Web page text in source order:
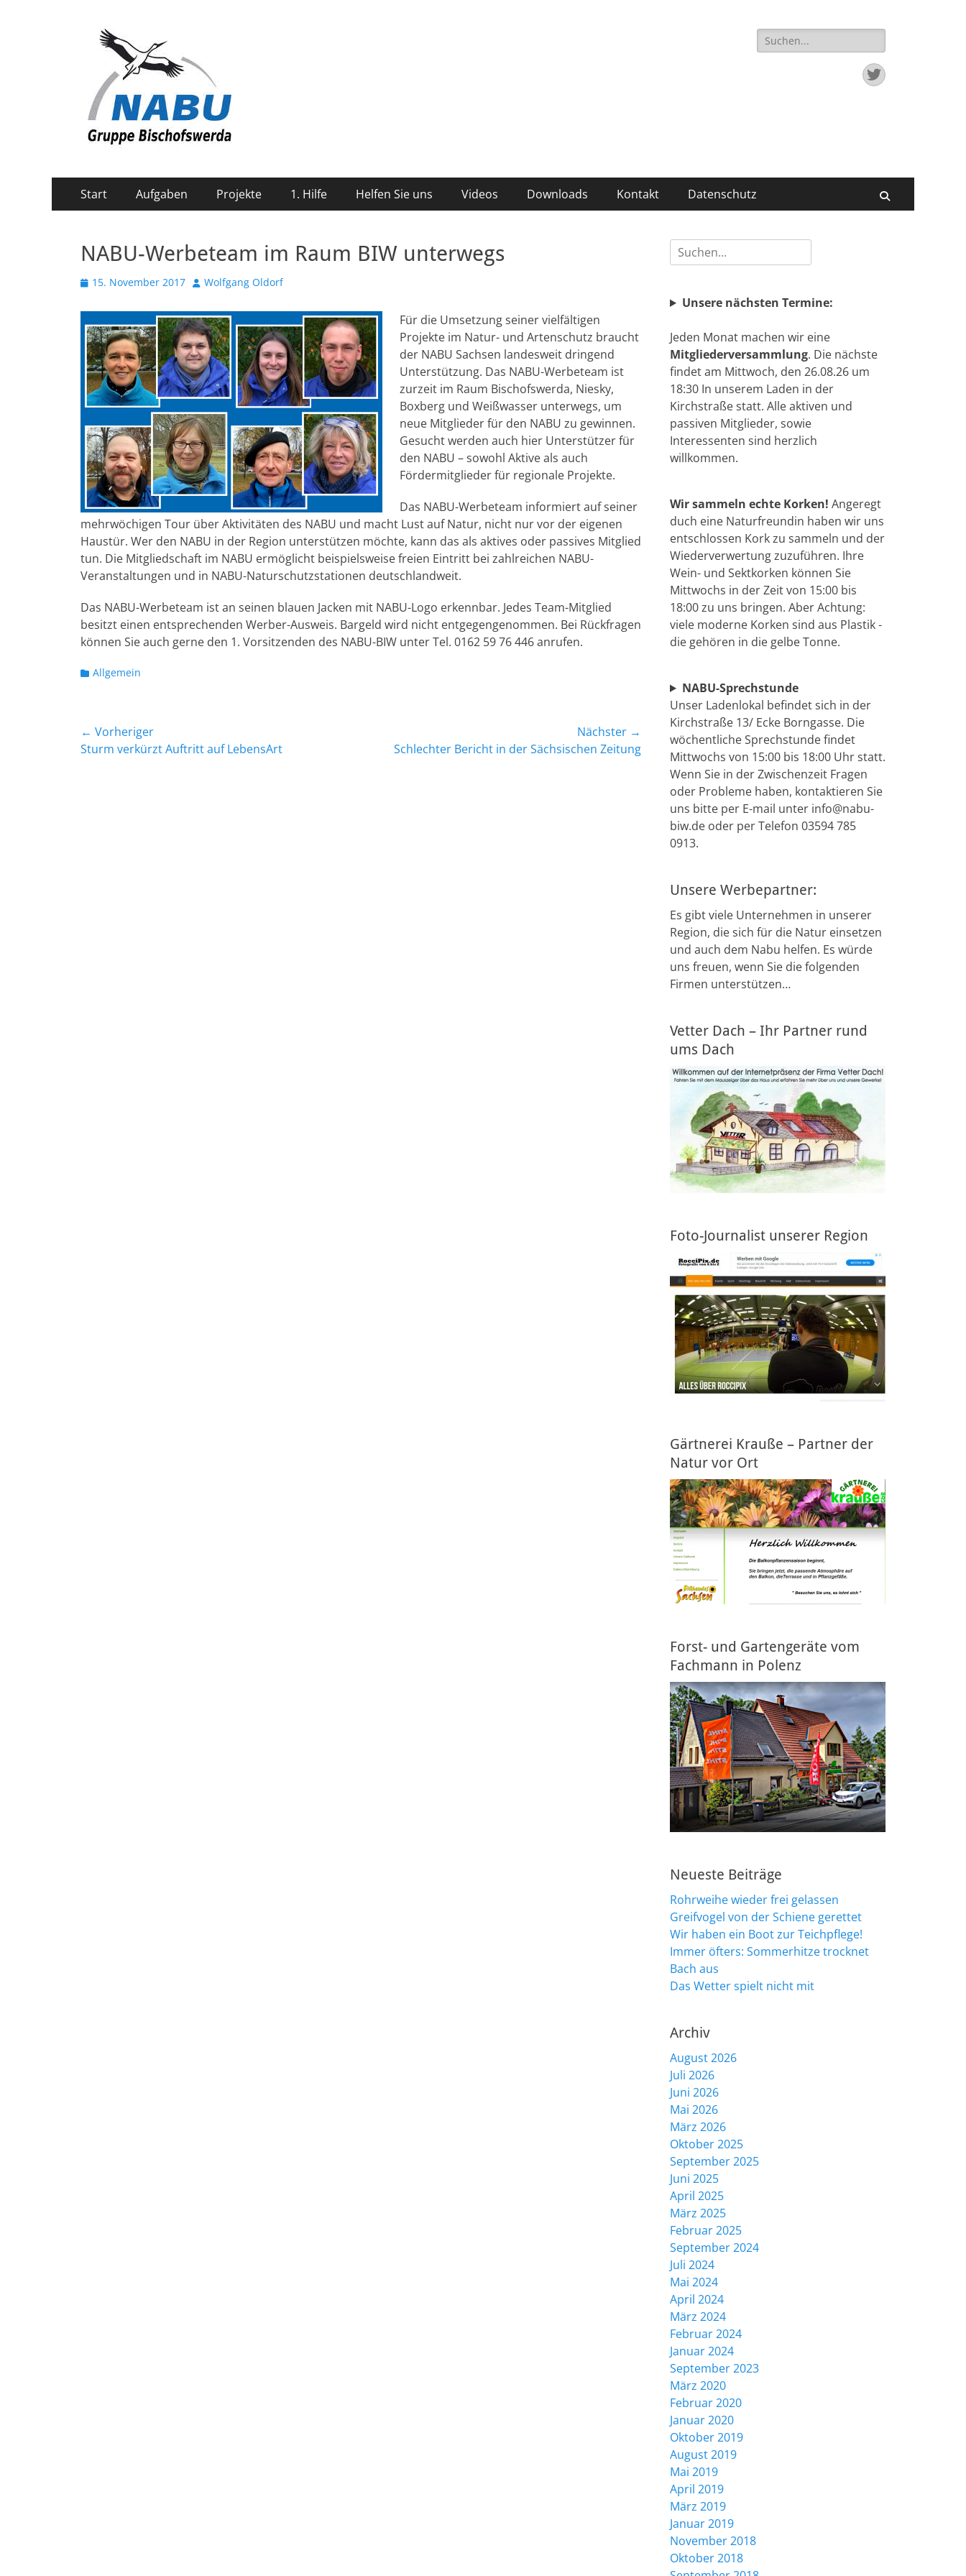
NABU BIW
Die Ortsgruppe NABU-BIW ist aktiv für die Natur im Raum Bischofswerda und Großharthau.
Suchen
nach:
Twitter
Primäres
Menü
Inhalt
Start Aufgaben Projekte 1. Hilfe Helfen Sie uns Videos Downloads Kontakt Datenschutz
NABU-Werbeteam im Raum BIW unterwegs
Veröffentlicht
15. November 2017 AutorWolfgang Oldorf
Für die Umsetzung seiner vielfältigen
Projekte im Natur- und Artenschutz braucht
der NABU Sachsen landesweit dringend
Unterstützung. Das NABU-Werbeteam ist
zurzeit im Raum Bischofswerda, Niesky,
Boxberg und Weißwasser unterwegs, um
neue Mitglieder für den NABU zu gewinnen.
Gesucht werden auch hier Unterstützer für
den NABU – sowohl Aktive als auch
Fördermitglieder für regionale Projekte.
Das NABU-Werbeteam informiert auf seiner
mehrwöchigen Tour über Aktivitäten des NABU und macht Lust auf Natur, nicht nur vor der eigenen
Haustür. Wer den NABU in der Region unterstützen möchte, kann das als aktives oder passives Mitglied
tun. Die Mitgliedschaft im NABU ermöglicht beispielsweise freien Eintritt bei zahlreichen NABU-
Veranstaltungen und in NABU-Naturschutzstationen deutschlandweit.
Das NABU-Werbeteam ist an seinen blauen Jacken mit NABU-Logo erkennbar. Jedes Team-Mitglied
besitzt einen entsprechenden Werber-Ausweis. Bargeld wird nicht entgegengenommen. Bei Rückfragen
können Sie auch gerne den 1. Vorsitzenden des NABU-BIW unter Tel. 0162 59 76 446 anrufen.
Kategorien
Allgemein
Beitragsnavigation
← Vorheriger
Vorheriger
Sturm verkürzt Auftritt auf LebensArt
Nächster →
NächsterSchlechter Bericht in der Sächsischen Zeitung
Suchen
nach:
Unsere nächsten Termine:
Jeden Monat machen wir eine
Mitgliederversammlung. Die nächste
findet am Mittwoch, den 26.08.26 um
18:30 In unserem Laden in der
Kirchstraße statt. Alle aktiven und
passiven Mitglieder, sowie
Interessenten sind herzlich
willkommen.
Wir sammeln echte Korken! Angeregt
duch eine Naturfreundin haben wir uns
entschlossen Kork zu sammeln und der
Wiederverwertung zuzuführen. Ihre
Wein- und Sektkorken können Sie
Mittwochs in der Zeit von 15:00 bis
18:00 zu uns bringen. Aber Achtung:
viele moderne Korken sind aus Plastik -
die gehören in die gelbe Tonne.
NABU-Sprechstunde
Unser Ladenlokal befindet sich in der
Kirchstraße 13/ Ecke Borngasse. Die
wöchentliche Sprechstunde findet
Mittwochs von 15:00 bis 18:00 Uhr statt.
Wenn Sie in der Zwischenzeit Fragen
oder Probleme haben, kontaktieren Sie
uns bitte per E-mail unter info@nabu-
biw.de oder per Telefon 03594 785
0913.
Unsere Werbepartner:
Es gibt viele Unternehmen in unserer
Region, die sich für die Natur einsetzen
und auch dem Nabu helfen. Es würde
uns freuen, wenn Sie die folgenden
Firmen unterstützen…
Vetter Dach – Ihr Partner rund
ums Dach
Foto-Journalist unserer Region
Gärtnerei Krauße – Partner der
Natur vor Ort
Forst- und Gartengeräte vom
Fachmann in Polenz
Neueste Beiträge
Rohrweihe wieder frei gelassen
Greifvogel von der Schiene gerettet
Wir haben ein Boot zur Teichpflege!
Immer öfters: Sommerhitze trocknet
Bach aus
Das Wetter spielt nicht mit
Archiv
August 2026
Juli 2026
Juni 2026
Mai 2026
März 2026
Oktober 2025
September 2025
Juni 2025
April 2025
März 2025
Februar 2025
September 2024
Juli 2024
Mai 2024
April 2024
März 2024
Februar 2024
Januar 2024
September 2023
März 2020
Februar 2020
Januar 2020
Oktober 2019
August 2019
Mai 2019
April 2019
März 2019
Januar 2019
November 2018
Oktober 2018